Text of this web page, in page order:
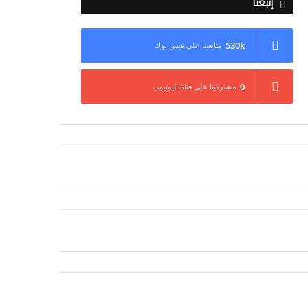
530k متابعينا علي فيس بوك
0 مشتركينا علي قناة اليوتيوب